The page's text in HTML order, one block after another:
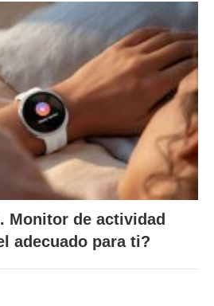
Monitor de actividad
adecuado para ti?